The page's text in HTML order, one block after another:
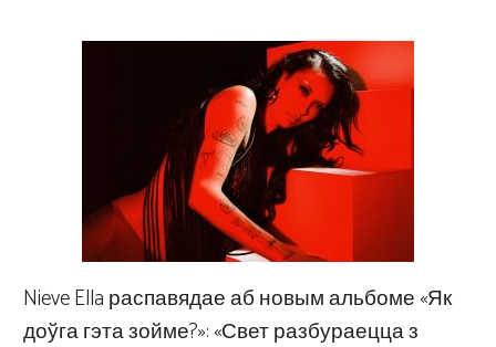
Nieve Ella распавядае аб новым альбоме «Як
доўга гэта зойме?»: «Свет разбураецца з